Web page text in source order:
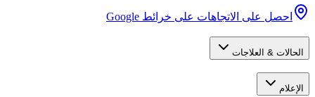
احصل على الاتجاهات على خرائط Google
الحالات & العلاجات
الإعلام